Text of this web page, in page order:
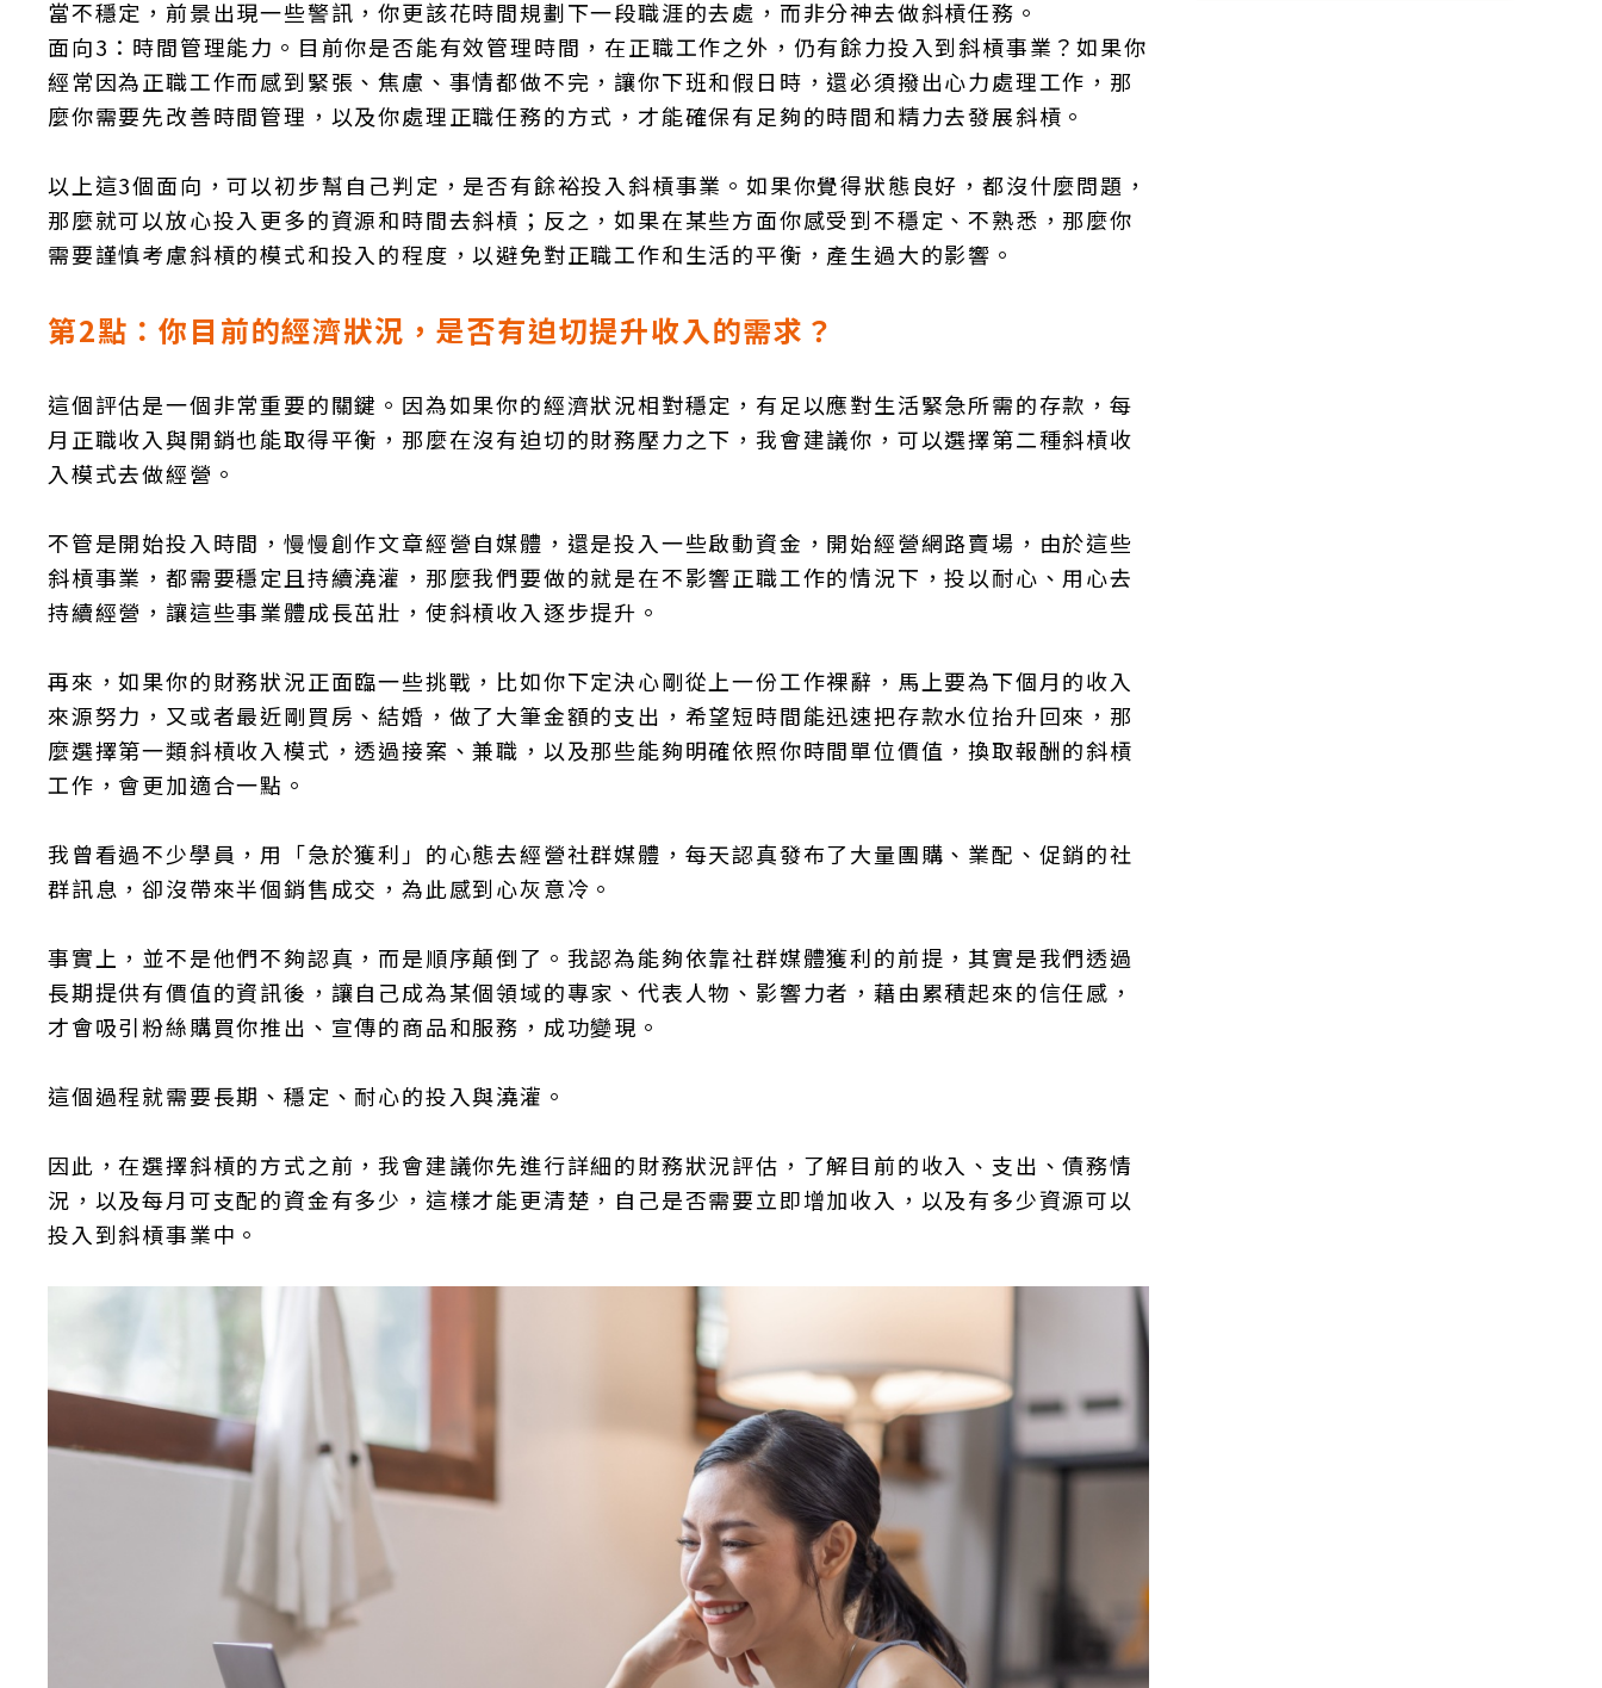
當不穩定，前景出現一些警訊，你更該花時間規劃下一段職涯的去處，而非分神去做斜槓任務。
面向3：時間管理能力。目前你是否能有效管理時間，在正職工作之外，仍有餘力投入到斜槓事業？如果你
經常因為正職工作而感到緊張、焦慮、事情都做不完，讓你下班和假日時，還必須撥出心力處理工作，那
麼你需要先改善時間管理，以及你處理正職任務的方式，才能確保有足夠的時間和精力去發展斜槓。
以上這3個面向，可以初步幫自己判定，是否有餘裕投入斜槓事業。如果你覺得狀態良好，都沒什麼問題，
那麼就可以放心投入更多的資源和時間去斜槓；反之，如果在某些方面你感受到不穩定、不熟悉，那麼你
需要謹慎考慮斜槓的模式和投入的程度，以避免對正職工作和生活的平衡，產生過大的影響。
第2點：你目前的經濟狀況，是否有迫切提升收入的需求？
這個評估是一個非常重要的關鍵。因為如果你的經濟狀況相對穩定，有足以應對生活緊急所需的存款，每
月正職收入與開銷也能取得平衡，那麼在沒有迫切的財務壓力之下，我會建議你，可以選擇第二種斜槓收
入模式去做經營。
不管是開始投入時間，慢慢創作文章經營自媒體，還是投入一些啟動資金，開始經營網路賣場，由於這些
斜槓事業，都需要穩定且持續澆灌，那麼我們要做的就是在不影響正職工作的情況下，投以耐心、用心去
持續經營，讓這些事業體成長茁壯，使斜槓收入逐步提升。
再來，如果你的財務狀況正面臨一些挑戰，比如你下定決心剛從上一份工作裸辭，馬上要為下個月的收入
來源努力，又或者最近剛買房、結婚，做了大筆金額的支出，希望短時間能迅速把存款水位抬升回來，那
麼選擇第一類斜槓收入模式，透過接案、兼職，以及那些能夠明確依照你時間單位價值，換取報酬的斜槓
工作，會更加適合一點。
我曾看過不少學員，用「急於獲利」的心態去經營社群媒體，每天認真發布了大量團購、業配、促銷的社
群訊息，卻沒帶來半個銷售成交，為此感到心灰意冷。
事實上，並不是他們不夠認真，而是順序顛倒了。我認為能夠依靠社群媒體獲利的前提，其實是我們透過
長期提供有價值的資訊後，讓自己成為某個領域的專家、代表人物、影響力者，藉由累積起來的信任感，
才會吸引粉絲購買你推出、宣傳的商品和服務，成功變現。
這個過程就需要長期、穩定、耐心的投入與澆灌。
因此，在選擇斜槓的方式之前，我會建議你先進行詳細的財務狀況評估，了解目前的收入、支出、債務情
況，以及每月可支配的資金有多少，這樣才能更清楚，自己是否需要立即增加收入，以及有多少資源可以
投入到斜槓事業中。